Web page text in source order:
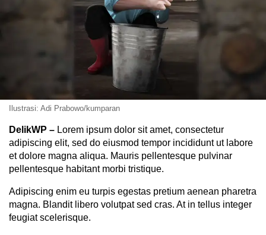
Ilustrasi: Adi Prabowo/kumparan
DelikWP – Lorem ipsum dolor sit amet, consectetur
adipiscing elit, sed do eiusmod tempor incididunt ut labore
et dolore magna aliqua. Mauris pellentesque pulvinar
pellentesque habitant morbi tristique.
Adipiscing enim eu turpis egestas pretium aenean pharetra
magna. Blandit libero volutpat sed cras. At in tellus integer
feugiat scelerisque.